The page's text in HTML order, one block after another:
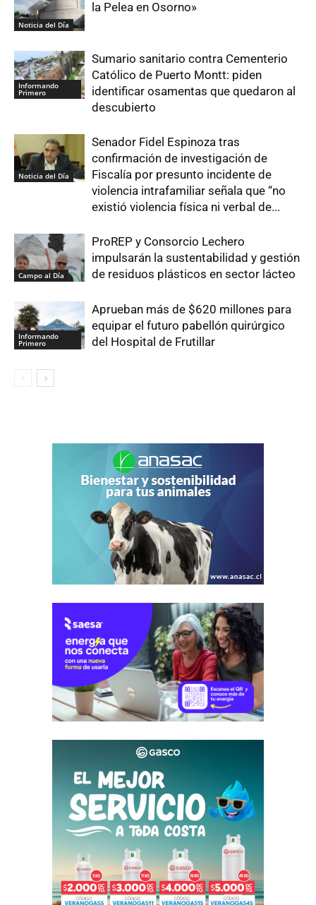
Noticia del Día
la Pelea en Osorno»
Informando
Primero
Sumario sanitario contra Cementerio
Católico de Puerto Montt: piden
identificar osamentas que quedaron al
descubierto
Noticia del Día
Senador Fidel Espinoza tras
confirmación de investigación de
Fiscalía por presunto incidente de
violencia intrafamiliar señala que “no
existió violencia física ni verbal de...
Campo al Día
ProREP y Consorcio Lechero
impulsarán la sustentabilidad y gestión
de residuos plásticos en sector lácteo
Informando
Primero
Aprueban más de $620 millones para
equipar el futuro pabellón quirúrgico
del Hospital de Frutillar